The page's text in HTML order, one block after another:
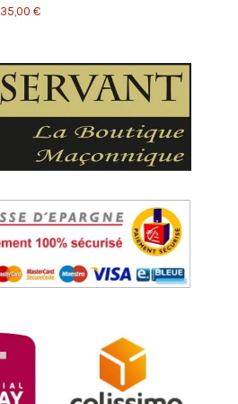
35,00 €